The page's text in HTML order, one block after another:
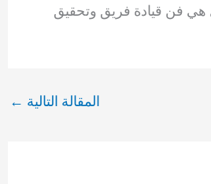
فن قيادة فريق وتحقيق
المقالة التالية ←